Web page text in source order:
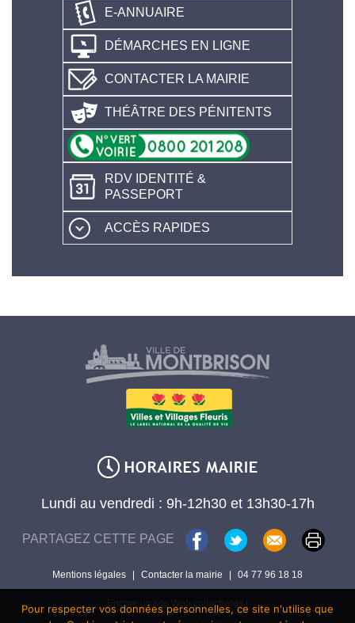
E-ANNUAIRE
DÉMARCHES EN LIGNE
CONTACTER LA MAIRIE
THÉÂTRE DES PÉNITENTS
RDV IDENTITÉ &
PASSEPORT
ACCÈS RAPIDES
Lundi au vendredi : 9h-12h30 et 13h30-17h
PARTAGEZ CETTE PAGE
Mentions légales | Contacter la mairie | 04 77 96 18 18
Encore un site Web collectivités !
Pour respecter vos données personnelles, ce site n'utilise que